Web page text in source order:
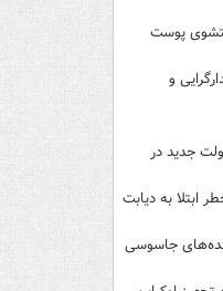
پوست
و
جدید در
ابتلا به دیابت
جاسوسی